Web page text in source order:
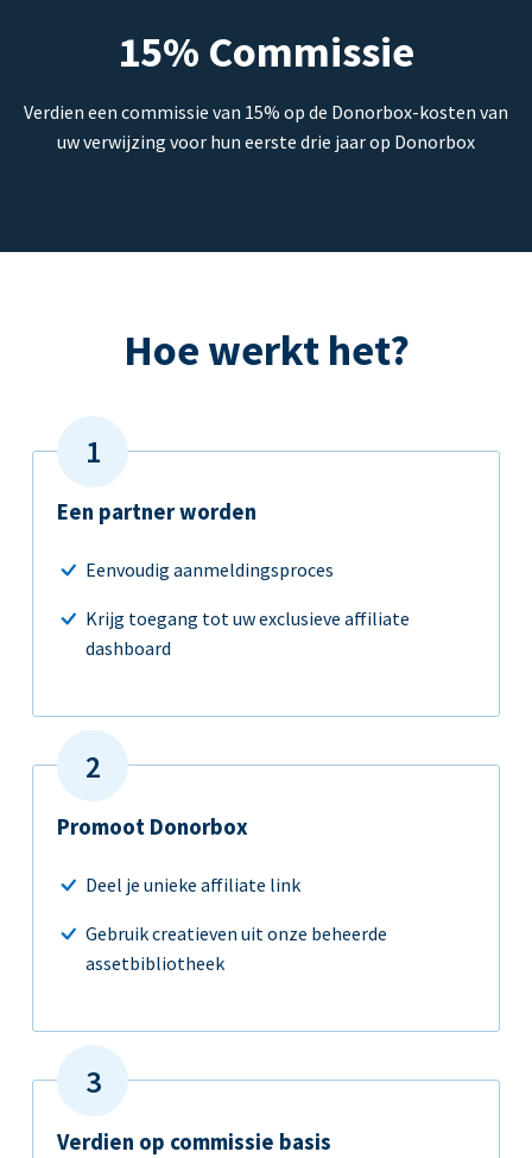
15% Commissie
Verdien een commissie van 15% op de Donorbox-kosten van
uw verwijzing voor hun eerste drie jaar op Donorbox
Hoe werkt het?
Een partner worden
Eenvoudig aanmeldingsproces
Krijg toegang tot uw exclusieve affiliate
dashboard
Promoot Donorbox
Deel je unieke affiliate link
Gebruik creatieven uit onze beheerde
assetbibliotheek
Verdien op commissie basis